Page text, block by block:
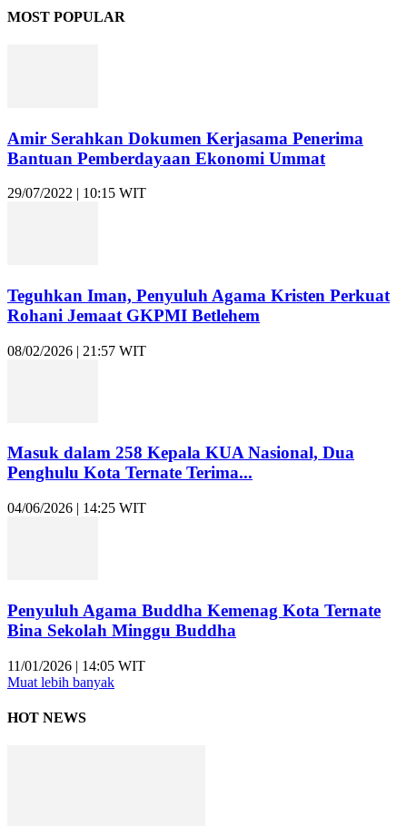
MOST POPULAR
Amir Serahkan Dokumen Kerjasama Penerima
Bantuan Pemberdayaan Ekonomi Ummat
29/07/2022 | 10:15 WIT
Teguhkan Iman, Penyuluh Agama Kristen Perkuat
Rohani Jemaat GKPMI Betlehem
08/02/2026 | 21:57 WIT
Masuk dalam 258 Kepala KUA Nasional, Dua
Penghulu Kota Ternate Terima...
04/06/2026 | 14:25 WIT
Penyuluh Agama Buddha Kemenag Kota Ternate
Bina Sekolah Minggu Buddha
11/01/2026 | 14:05 WIT
Muat lebih banyak
HOT NEWS